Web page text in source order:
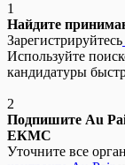
1
Найдите
Зарегистрируйтесь
Используйте
кандидатуры
2
Подпишите Au
ЕКМС
Уточните все